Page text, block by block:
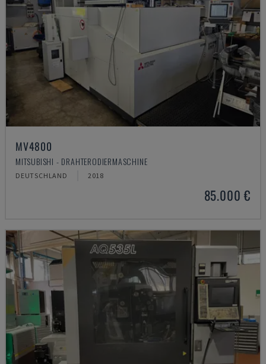
MV4800
MITSUBISHI - DRAHTERODIERMASCHINE
DEUTSCHLAND 2018
85.000 €